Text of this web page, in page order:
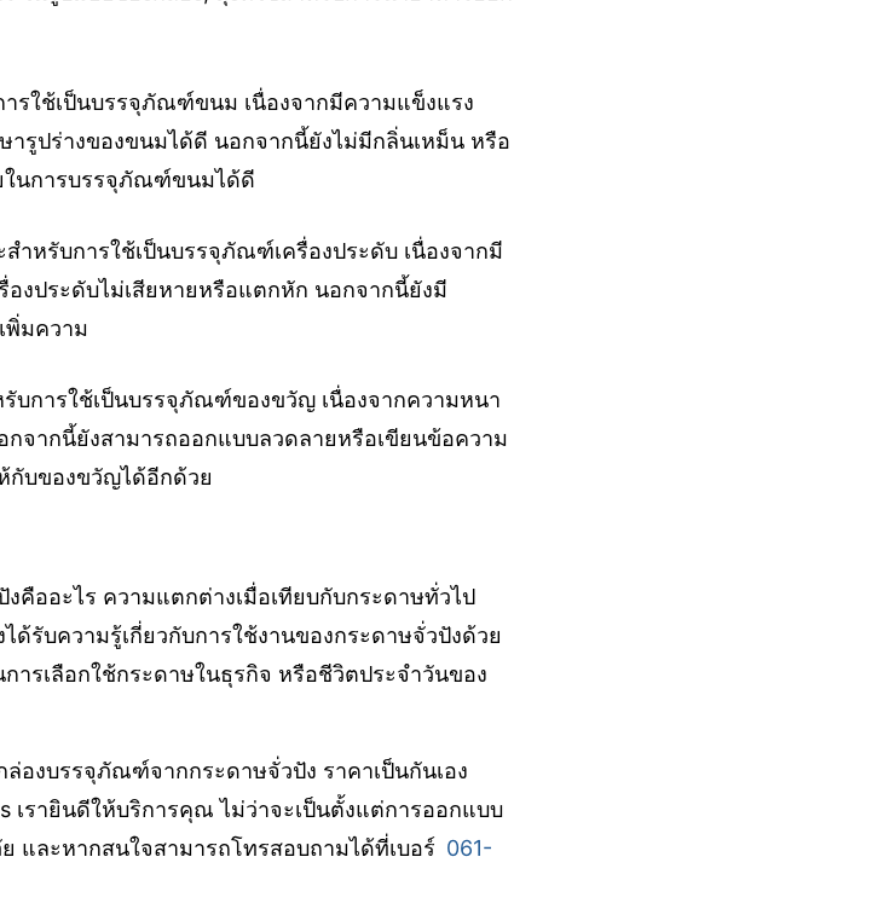
ารใช้เป็นบรรจุภัณฑ์ขนม เนื่องจากมีความแข็งแรง
รูปร่างของขนมได้ดี นอกจากนี้ยังไม่มีกลิ่นเหม็น หรือ
ในการบรรจุภัณฑ์ขนมได้ดี
สำหรับการใช้เป็นบรรจุภัณฑ์เครื่องประดับ เนื่องจากมี
งประดับไม่เสียหายหรือแตกหัก นอกจากนี้ยังมี
พิ่มความ
รับการใช้เป็นบรรจุภัณฑ์ของขวัญ เนื่องจากความหนา
จากนี้ยังสามารถออกแบบลวดลายหรือเขียนข้อความ
กับของขวัญได้อีกด้วย
คืออะไร ความแตกต่างเมื่อเทียบกับกระดาษทั่วไป
รับความรู้เกี่ยวกับการใช้งานของกระดาษจั่วปังด้วย
รเลือกใช้กระดาษในธุรกิจ หรือชีวิตประจำวันของ
งบรรจุภัณฑ์จากกระดาษจั่วปัง ราคาเป็นกันเอง
รายินดีให้บริการคุณ ไม่ว่าจะเป็นตั้งแต่การออกแบบ
และหากสนใจสามารถโทรสอบถามได้ที่เบอร์ 061-